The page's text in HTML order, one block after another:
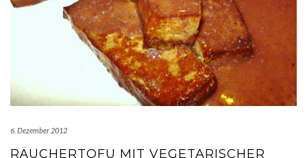
6. Dezember 2012
RÄUCHERTOFU MIT VEGETARISCHER